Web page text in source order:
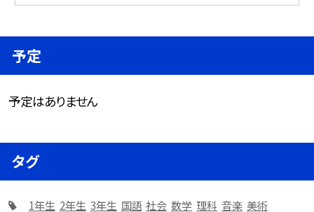
予定
予定はありません
タグ
1年生 2年生 3年生 国語 社会 数学 理科 音楽 美術